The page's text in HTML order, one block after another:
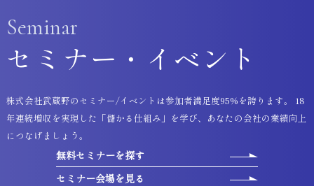
Seminar
セミナー・イベント
株式会社武蔵野のセミナー/イベントは参加者満足度95%を誇ります。 18
年連続増収を実現した「儲かる仕組み」を学び、あなたの会社の業績向上
につなげましょう。
無料セミナーを探す
セミナー会場を見る